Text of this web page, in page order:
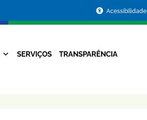
Acessibilidade
SERVIÇOS TRANSPARÊNCIA